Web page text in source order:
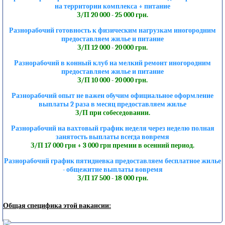
на территории комплекса + питание
З/П 20 000 - 25 000 грн.
Разнорабочий готовность к физическим нагрузкам иногородним
предоставляем жилье и питание
З/П 12 000 - 20 000 грн.
Разнорабочий в конный клуб на мелкий ремонт иногородним
предоставляем жилье и питание
З/П 10 000 - 20 000 грн.
Разнорабочий опыт не важен обучим официальное оформление
выплаты 2 раза в месяц предоставляем жилье
З/П при собеседовании.
Разнорабочий на вахтовый график неделя через неделю полная
занятость выплаты всегда вовремя
З/П 17 000 грн + 3 000 грн премии в осенний период.
Разнорабочий график пятидневка предоставляем бесплатное жилье
- общежитие выплаты вовремя
З/П 17 500 - 18 000 грн.
Общая специфика этой вакансии: